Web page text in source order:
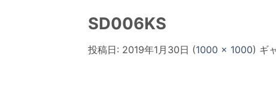
SD006KS
投稿日: 2019年1月30日 (1000 × 1000) ギ